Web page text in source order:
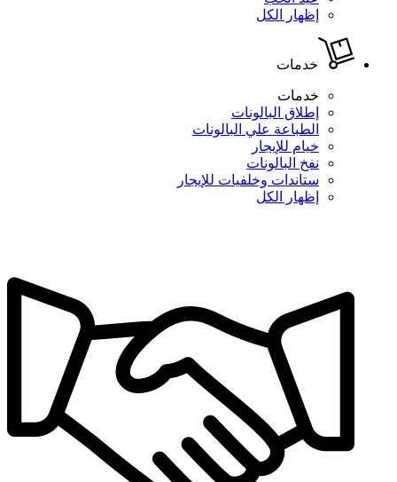
إظهار الكل
خدمات
خدمات
إطلاق البالونات
الطباعة علي البالونات
خيام للإيجار
نفخ البالونات
ستاندات وخلفيات للإيجار
إظهار الكل